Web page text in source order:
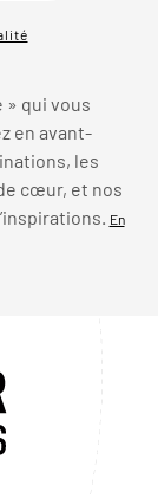
» qui vous
en avant-
les
cœur, et nos
En